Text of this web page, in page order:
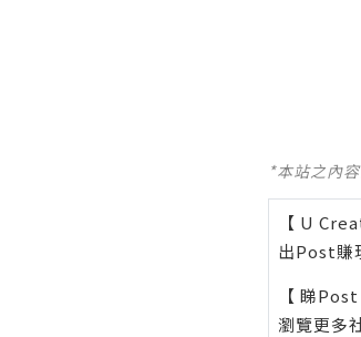
*本站之內
【 U
出Post賺
【 睇
瀏覽更多